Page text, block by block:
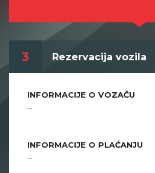
3 Rezervacija vozila
INFORMACIJE O VOZAČU
--
INFORMACIJE O PLAĆANJU
--